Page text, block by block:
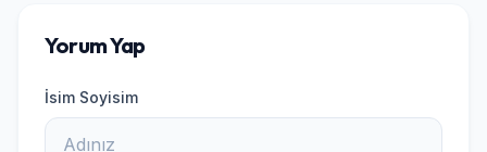
Yorum Yap
İsim Soyisim